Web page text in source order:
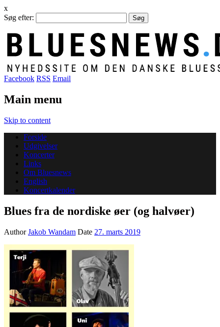
x
Søg efter:
Facebook RSS Email
Main menu
Skip to content
Forside
Udgivelser
Koncerter
Links
Om Bluesnews
English
Koncertkalender
Blues fra de nordiske øer (og halvøer)
AuthorJakob Wandam Date 27. marts 2019